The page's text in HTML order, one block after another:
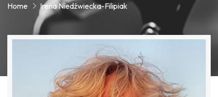
Home Irena Niedźwiecka-Filipiak